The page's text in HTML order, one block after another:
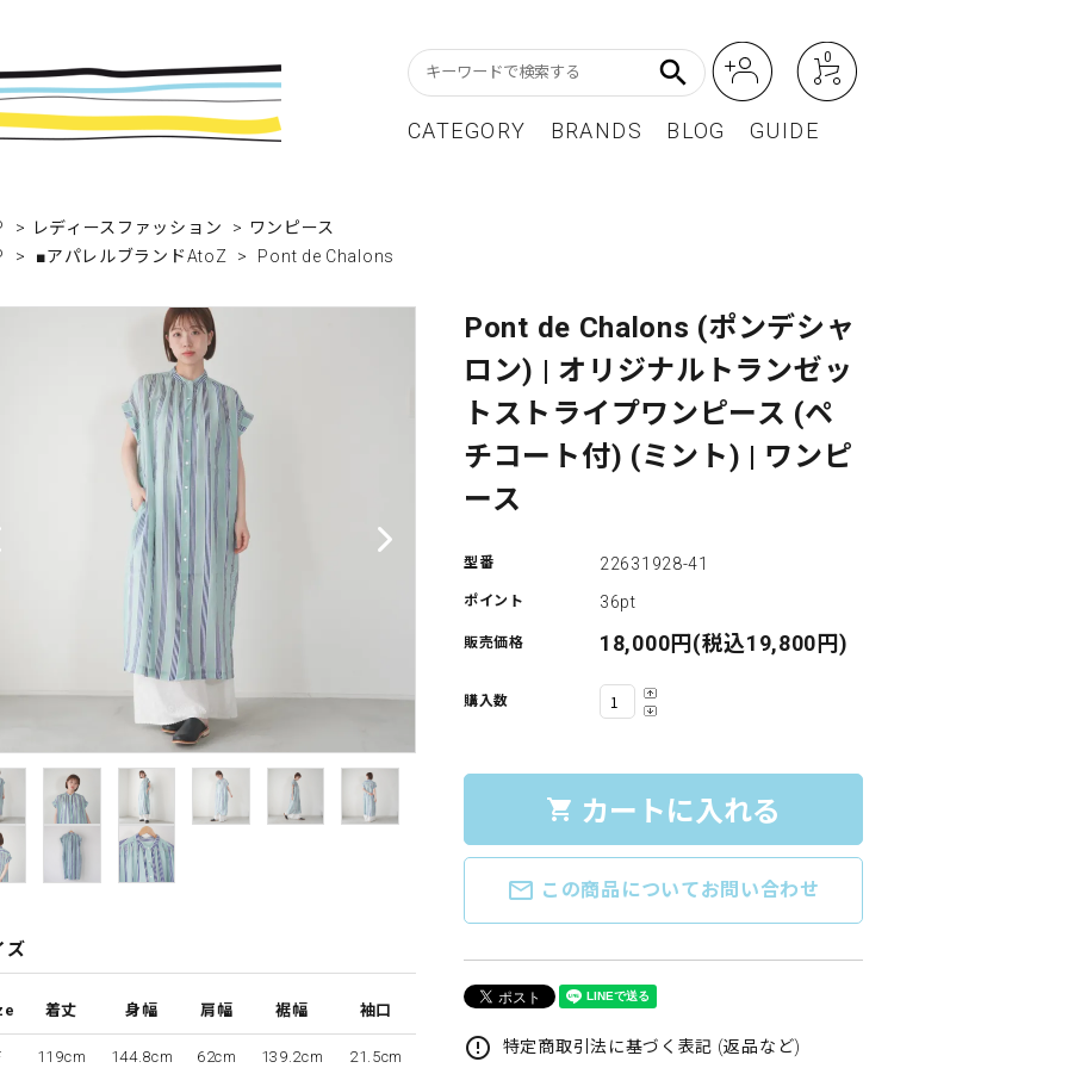
search 0
CATEGORY
ターフレーム カレンダー
レディースファッション
BEST SELLER / ベストセラー
BRANDS
ブランドAtoZ アパレルブランドAtoZ
BLOG
In Staff Blog
GUIDE
> レディースファッション > ワンピース
> ■アパレルブランドAtoZ > Pont de Chalons
ズ
着丈 身幅 肩幅 裾幅 袖口
119cm 144.8cm 62cm 139.2cm 21.5cm
Pont de Chalons (ポンデシャ
ロン) | オリジナルトランゼッ
トストライプワンピース (ペ
チコート付) (ミント) | ワンピ
ース
型番 22631928-41
ポイント 36pt
販売価格 18,000円(税込19,800円)
購入数
shopping_cart カートに入れる
mail_outline この商品についてお問い合わせ
error_outline 特定商取引法に基づく表記 (返品など)